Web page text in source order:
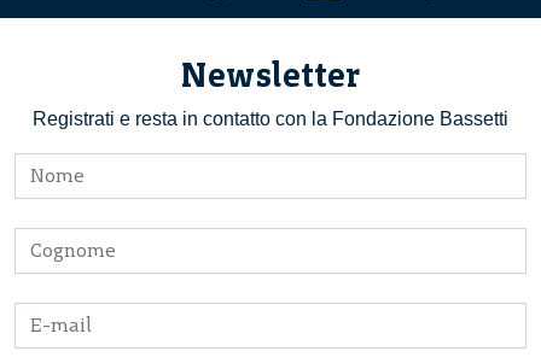
Newsletter
Registrati e resta in contatto con la Fondazione Bassetti